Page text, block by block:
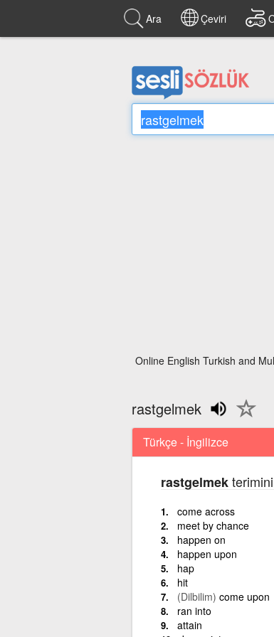
Ara Çeviri
Online English Turkish and
rastgelmek
Türkçe - İngilizce
rastgelmek
come across
meet by chance
happen on
happen upon
hap
hit
(Dilbilim) come upon
ran into
attain